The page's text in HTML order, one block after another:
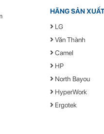
trở lại nhà máy ban đầu hoặc
chỉnh toàn bộ hành trình của
hình NB G45 22 -
NORTH BAYOU G45
HÃNG SẢN XUẤT
LG
Văn Thành
Camel
HP
North Bayou
HyperWork
Ergotek